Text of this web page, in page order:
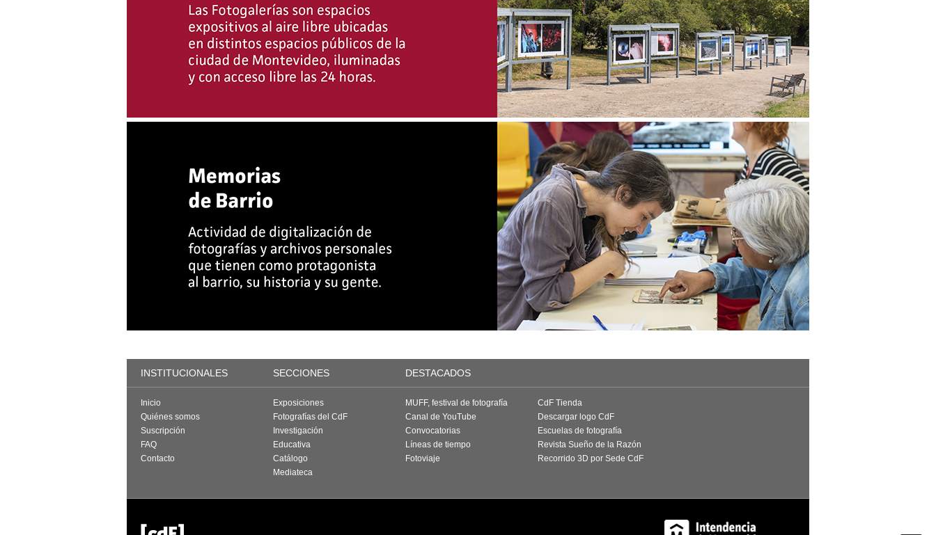
INSTITUCIONALES SECCIONES DESTACADOS
Inicio
Quiénes somos
Suscripción
FAQ
Contacto
Exposiciones
Fotografías del CdF
Investigación
Educativa
Catálogo
Mediateca
MUFF, festival de fotografía
Canal de YouTube
Convocatorias
Líneas de tiempo
Fotoviaje
CdF Tienda
Descargar logo CdF
Escuelas de fotografía
Revista Sueño de la Razón
Recorrido 3D por Sede CdF